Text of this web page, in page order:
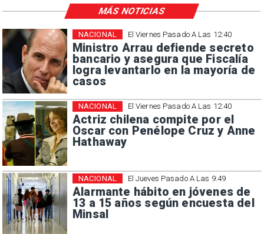
El Viernes Pasado A Las 12:40
Ministro Arrau defiende secreto
bancario y asegura que Fiscalía
logra levantarlo en la mayoría de
casos
NACIONAL
El Viernes Pasado A Las 12:40
Actriz chilena compite por el
Oscar con Penélope Cruz y Anne
Hathaway
NACIONAL
El Jueves Pasado A Las 9:49
Alarmante hábito en jóvenes de
13 a 15 años según encuesta del
Minsal
NACIONAL
MÁS NOTICIAS